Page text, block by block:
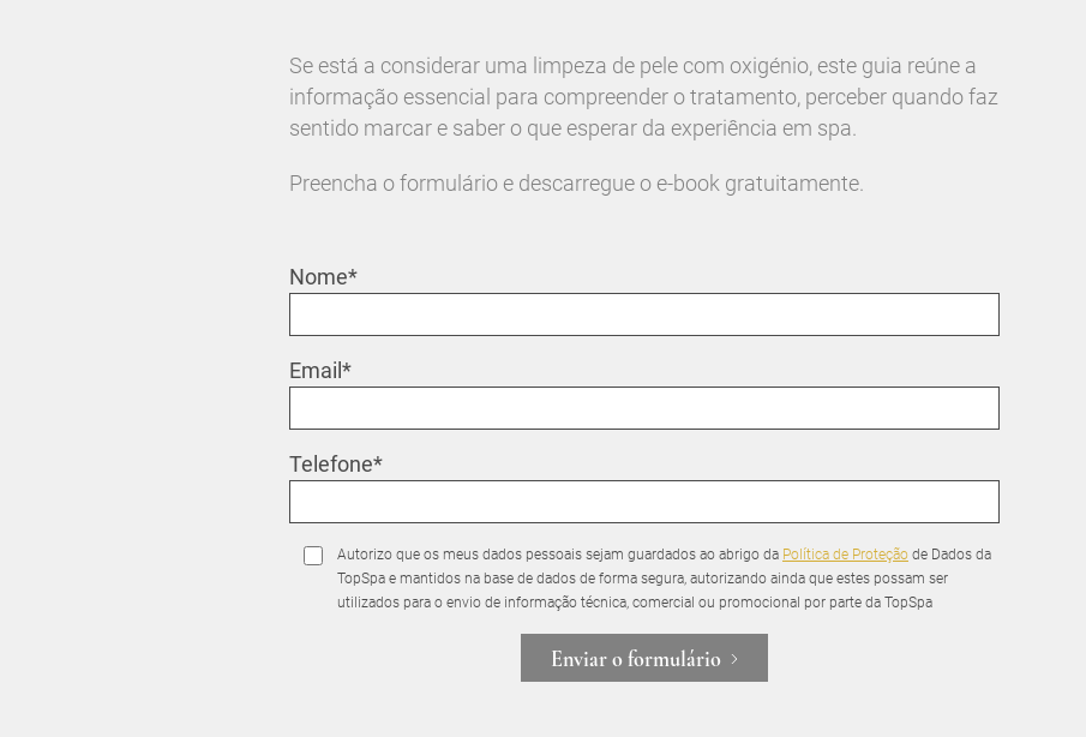
Se está a considerar uma limpeza de pele com oxigénio, este guia reúne a
informação essencial para compreender o tratamento, perceber quando faz
sentido marcar e saber o que esperar da experiência em spa.
Preencha o formulário e descarregue o e-book gratuitamente.
Nome*
Email*
Telefone*
Autorizo que os meus dados pessoais sejam guardados ao abrigo da Política de Proteção de Dados da
TopSpa e mantidos na base de dados de forma segura, autorizando ainda que estes possam ser
utilizados para o envio de informação técnica, comercial ou promocional por parte da TopSpa
Enviar o formulário